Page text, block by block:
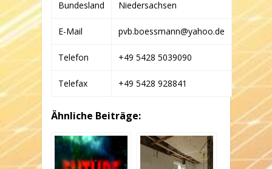
Bundesland Niedersachsen
E-Mail pvb.boessmann@yahoo.de
Telefon +49 5428 5039090
Telefax +49 5428 928841
Ähnliche Beiträge: